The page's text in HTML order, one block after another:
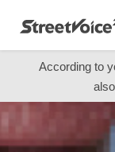
According to